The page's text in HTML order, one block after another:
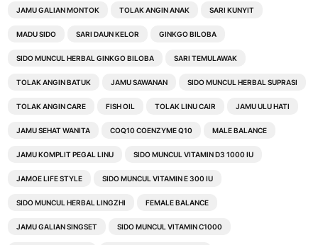
JAMU GALIAN MONTOK TOLAK ANGIN ANAK SARI KUNYIT
MADU SIDO SARI DAUN KELOR GINKGO BILOBA
SIDO MUNCUL HERBAL GINKGO BILOBA SARI TEMULAWAK
TOLAK ANGIN BATUK JAMU SAWANAN SIDO MUNCUL HERBAL SUPRASI
TOLAK ANGIN CARE FISH OIL TOLAK LINU CAIR JAMU ULU HATI
JAMU SEHAT WANITA COQ10 COENZYME Q10 MALE BALANCE
JAMU KOMPLIT PEGAL LINU SIDO MUNCUL VITAMIN D3 1000 IU
JAMOE LIFE STYLE SIDO MUNCUL VITAMIN E 300 IU
SIDO MUNCUL HERBAL LINGZHI FEMALE BALANCE
JAMU GALIAN SINGSET SIDO MUNCUL VITAMIN C1000